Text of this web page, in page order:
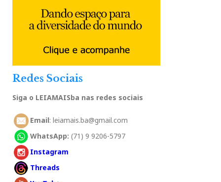
Redes Sociais
Siga o LEIAMAISba nas redes sociais
Email: leiamais.ba@gmail.com
WhatsApp: (71) 9 9206-5797
Instagram
Threads